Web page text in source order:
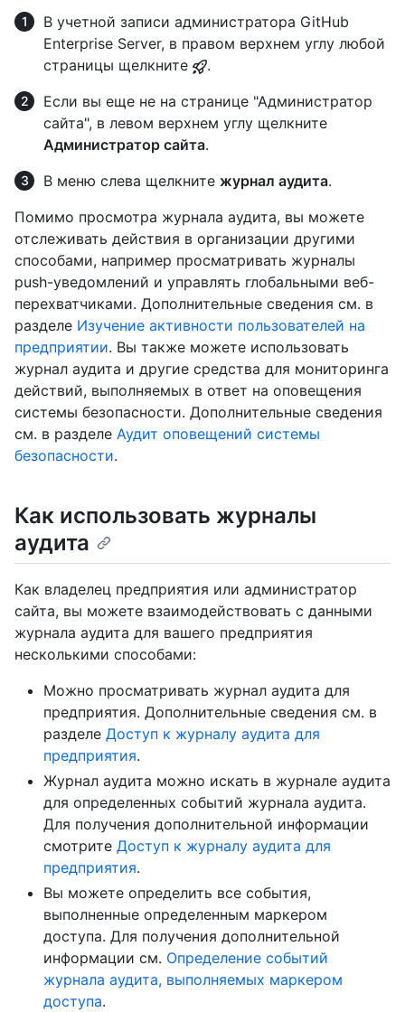
В учетной записи администратора GitHub
Enterprise Server, в правом верхнем углу любой
страницы щелкните
.
Если вы еще не на странице "Администратор
сайта", в левом верхнем углу щелкните
Администратор сайта.
В меню слева щелкните журнал аудита.
Помимо просмотра журнала аудита, вы можете
отслеживать действия в организации другими
способами, например просматривать журналы
push-уведомлений и управлять глобальными веб-
перехватчиками. Дополнительные сведения см. в
разделе Изучение активности пользователей на
предприятии. Вы также можете использовать
журнал аудита и другие средства для мониторинга
действий, выполняемых в ответ на оповещения
системы безопасности. Дополнительные сведения
см. в разделе Аудит оповещений системы
безопасности.
Как использовать журналы
аудита
Как владелец предприятия или администратор
сайта, вы можете взаимодействовать с данными
журнала аудита для вашего предприятия
несколькими способами:
Можно просматривать журнал аудита для
предприятия. Дополнительные сведения см. в
разделе Доступ к журналу аудита для
предприятия.
Журнал аудита можно искать в журнале аудита
для определенных событий журнала аудита.
Для получения дополнительной информации
смотрите Доступ к журналу аудита для
предприятия.
Вы можете определить все события,
выполненные определенным маркером
доступа. Для получения дополнительной
информации см. Определение событий
журнала аудита, выполняемых маркером
доступа.